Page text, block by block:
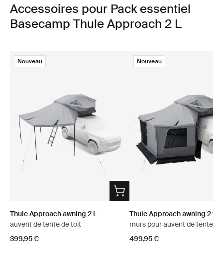
Accessoires pour Pack essentiel
Basecamp Thule Approach 2 L
Nouveau
Thule Approach awning 2 L
auvent de tente de toit
399,95 €
Nouveau
Thule Approach awning 2
murs pour auvent de tente
499,95 €